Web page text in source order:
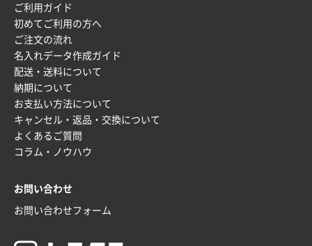
ご利用ガイド
初めてご利用の方へ
ご注文の流れ
名入れデータ作成ガイド
配送・送料について
納期について
お支払い方法について
キャンセル・返品・交換について
よくあるご質問
コラム・ノウハウ
お問い合わせ
お問い合わせフォーム